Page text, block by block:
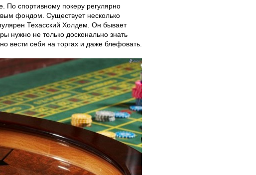
По спортивному покеру регулярно
фондом. Существует несколько
Техасский Холдем. Он бывает
нужно не только досконально знать
вести себя на торгах и даже блефовать.